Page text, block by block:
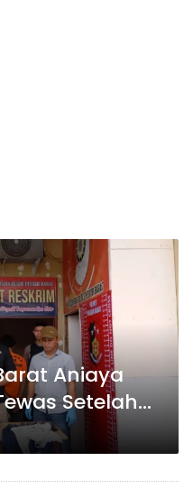
Aniaya
Setelah
Kamar Mandi